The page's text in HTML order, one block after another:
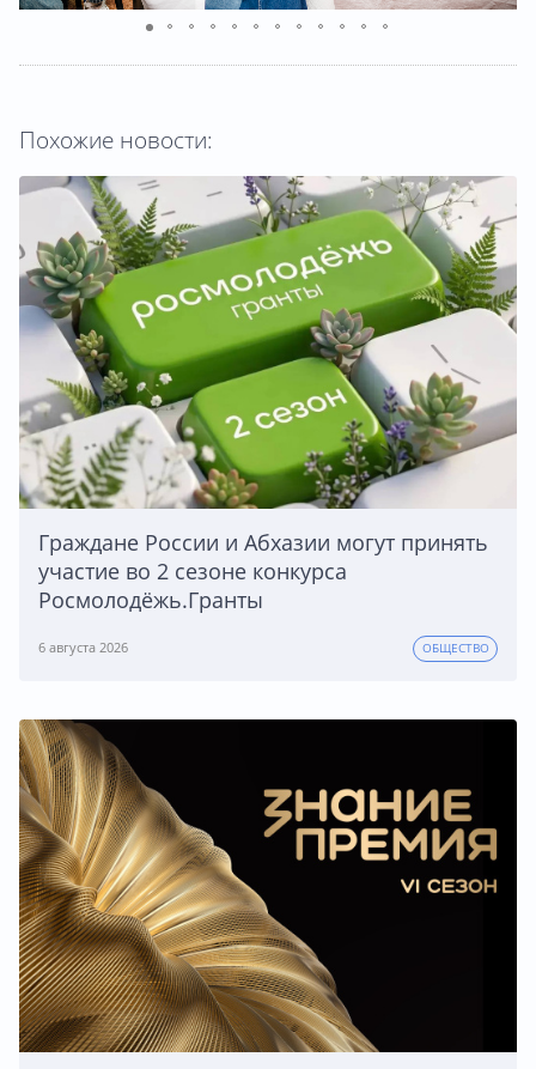
Похожие новости:
Граждане России и Абхазии могут принять
участие во 2 сезоне конкурса
Росмолодёжь.Гранты
6 августа 2026 ОБЩЕСТВО